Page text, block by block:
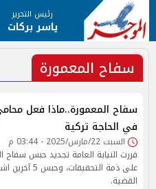
رئيس التحرير
ياسر بركات
سفاح المعمورة
سفاح المعمورة..ماذا فعل
في الحاجة تركية
السبت 22/مارس/2025 - 03:44 م
على ذمة
القضية.